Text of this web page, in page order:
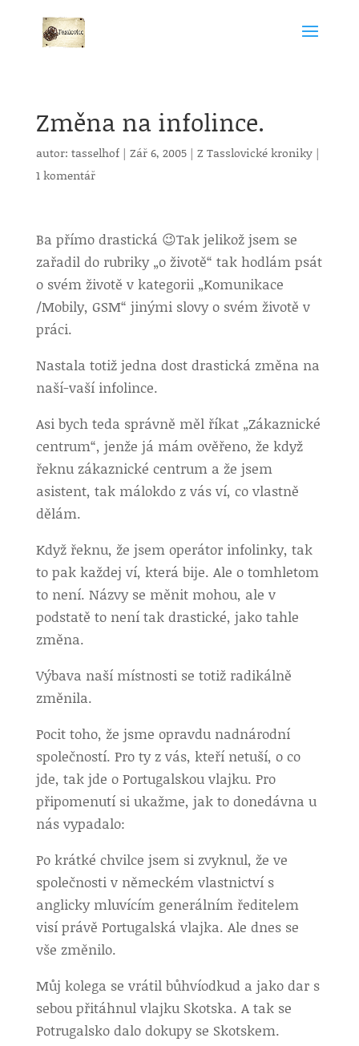
Změna na infolince.
autor: tasselhof| Zář 6, 2005| Z Tasslovické kroniky|
1 komentář
Ba přímo drastická 😉Tak jelikož jsem se
zařadil do rubriky „o životě“ tak hodlám psát
o svém životě v kategorii „Komunikace
/Mobily, GSM“ jinými slovy o svém životě v
práci.
Nastala totiž jedna dost drastická změna na
naší-vaší infolince.
Asi bych teda správně měl říkat „Zákaznické
centrum“, jenže já mám ověřeno, že když
řeknu zákaznické centrum a že jsem
asistent, tak málokdo z vás ví, co vlastně
dělám.
Když řeknu, že jsem operátor infolinky, tak
to pak každej ví, která bije. Ale o tomhletom
to není. Názvy se měnit mohou, ale v
podstatě to není tak drastické, jako tahle
změna.
Výbava naší místnosti se totiž radikálně
změnila.
Pocit toho, že jsme opravdu nadnárodní
společností. Pro ty z vás, kteří netuší, o co
jde, tak jde o Portugalskou vlajku. Pro
připomenutí si ukažme, jak to donedávna u
nás vypadalo:
Po krátké chvilce jsem si zvyknul, že ve
společnosti v německém vlastnictví s
anglicky mluvícím generálním ředitelem
visí právě Portugalská vlajka. Ale dnes se
vše změnilo.
Můj kolega se vrátil bůhvíodkud a jako dar s
sebou přitáhnul vlajku Skotska. A tak se
Potrugalsko dalo dokupy se Skotskem.